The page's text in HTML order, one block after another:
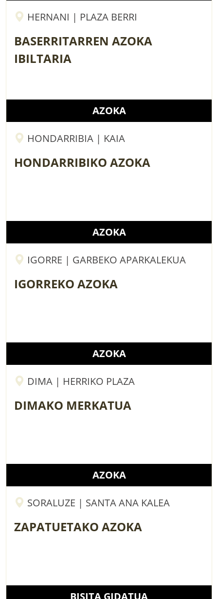
HERNANI | PLAZA BERRI
BASERRITARREN AZOKA
IBILTARIA
AZOKA
HONDARRIBIA | KAIA
HONDARRIBIKO AZOKA
AZOKA
IGORRE | GARBEKO APARKALEKUA
IGORREKO AZOKA
AZOKA
DIMA | HERRIKO PLAZA
DIMAKO MERKATUA
AZOKA
SORALUZE | SANTA ANA KALEA
ZAPATUETAKO AZOKA
BISITA GIDATUA